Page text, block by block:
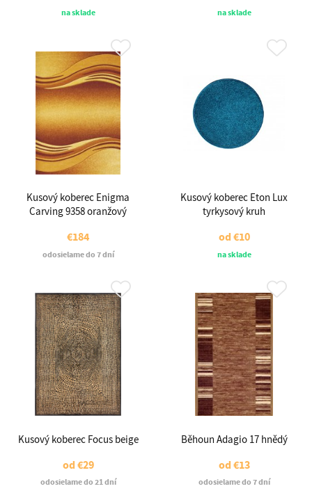
na sklade na sklade
Kusový koberec Enigma
Carving 9358 oranžový
€184
odosielame do 7 dní
Kusový koberec Eton Lux
tyrkysový kruh
od€10
na sklade
Kusový koberec Focus beige
od€29
odosielame do 21 dní
Běhoun Adagio 17 hnědý
od€13
odosielame do 7 dní